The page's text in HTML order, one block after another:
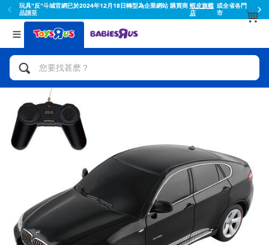
玩具"反"斗城官網已於2024年12月18日轉型為企業網站 購買商
品請至
蝦皮旗艦
店
或全省各門
市
返回
分類目錄
人氣英雄,角色扮演,射擊玩具
腳踏車,滑板車,騎乘車
拼砌組合及樂高LEGO
玩具車,貨車,火車及遙控系列
手工藝,文具,蠟筆,泥膠,畫板
娃娃, 芭比,收藏公仔
返回
品牌
Toy Story玩具總動員
Super Mario超級瑪利歐
52TOYS
Miniso名創優品
playpop